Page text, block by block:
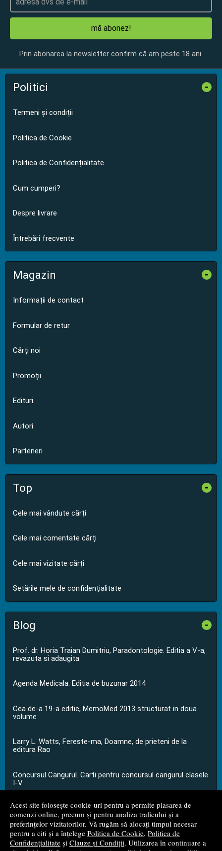
Acest site folosește cookie-uri pentru a permite plasarea de
comenzi online, precum și pentru analiza traficului și a
preferințelor vizitatorilor. Vă rugăm să alocați timpul necesar
pentru a citi și a înțelege Politica de Cookie, Politica de
Confidențialitate și Clauze și Condiții. Utilizarea în continuare a
mă abonez!
Prin abonarea la newsletter confirm că am peste 18 ani.
Politici -
Termeni și condiții
Politica de Cookie
Politica de Confidențialitate
Cum cumperi?
Despre livrare
Întrebări frecvente
Magazin -
Informații de contact
Formular de retur
Cărți noi
Promoții
Edituri
Autori
Parteneri
Top -
Cele mai vândute cărți
Cele mai comentate cărți
Cele mai vizitate cărți
Setările mele de confidențialitate
Blog -
Prof. dr. Horia Traian Dumitriu, Paradontologie. Editia a V-a,
revazuta si adaugita
Agenda Medicala. Editia de buzunar 2014
Cea de-a 19-a editie, MemoMed 2013 structurat in doua
volume
Larry L. Watts, Fereste-ma, Doamne, de prieteni de la
editura Rao
Concursul Cangurul. Carti pentru concursul cangurul clasele
I-V
...toate știrile
© 2008 - 2026S.C. M.G. Net Distribution S.R.L.